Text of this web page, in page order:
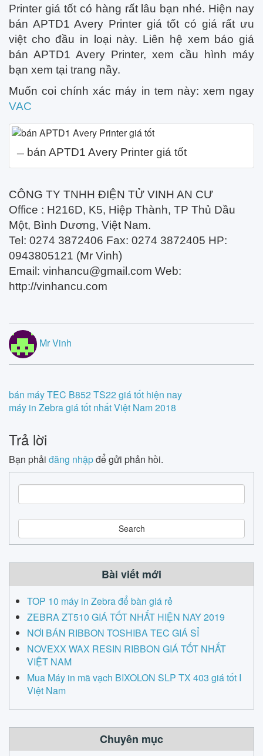
Printer giá tốt có hàng rất lâu bạn nhé. Hiện nay
bán APTD1 Avery Printer giá tốt có giá rất ưu
việt cho đầu in loại này. Liên hệ xem báo giá
bán APTD1 Avery Printer, xem cầu hình máy
bạn xem tại trang nầy.
Muốn coi chính xác máy in tem này: xem ngay
VAC
bán APTD1 Avery Printer giá tốt
CÔNG TY TNHH ĐIỆN TỬ VINH AN CƯ
Office : H216D, K5, Hiệp Thành, TP Thủ Dầu
Một, Bình Dương, Việt Nam.
Tel: 0274 3872406 Fax: 0274 3872405 HP:
0943805121 (Mr Vinh)
Email: vinhancu@gmail.com Web:
http://vinhancu.com
Mr Vinh
Post
navigation
bán máy TEC B852 TS22 giá tốt hiện nay
máy in Zebra giá tốt nhất Việt Nam 2018
Trả lời
Bạn phải đăng nhậpđể gửi phản hồi.
e
a
r
c
Bài viết mới
TOP 10 máy in Zebra để bàn giá rẻ
ZEBRA ZT510 GIÁ TỐT NHẤT HIỆN NAY 2019
NƠI BÁN RIBBON TOSHIBA TEC GIÁ SỈ
NOVEXX WAX RESIN RIBBON GIÁ TỐT NHẤT
VIỆT NAM
Mua Máy in mã vạch BIXOLON SLP TX 403 giá tốt I
Việt Nam
Chuyên mục